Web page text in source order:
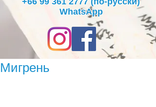
WhatsApp
Мигрень